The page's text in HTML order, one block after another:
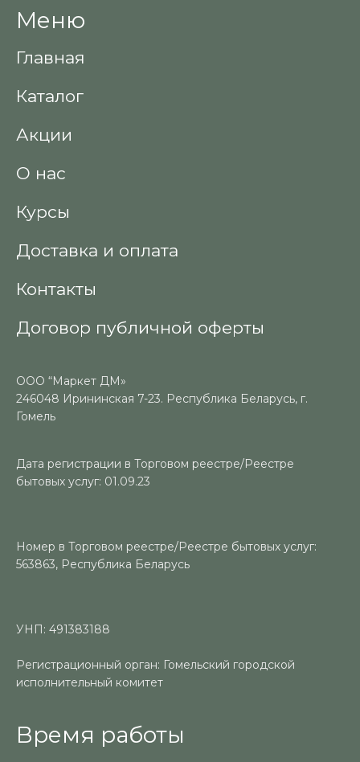
Меню
Главная
Каталог
Акции
О нас
Курсы
Доставка и оплата
Контакты
Договор публичной оферты
ООО “Маркет ДМ»
246048 Ирининская 7-23. Республика Беларусь, г.
Гомель
Дата регистрации в Торговом реестре/Реестре
бытовых услуг: 01.09.23
Номер в Торговом реестре/Реестре бытовых услуг:
563863, Республика Беларусь
УНП: 491383188
Регистрационный орган: Гомельский городской
исполнительный комитет
Время работы